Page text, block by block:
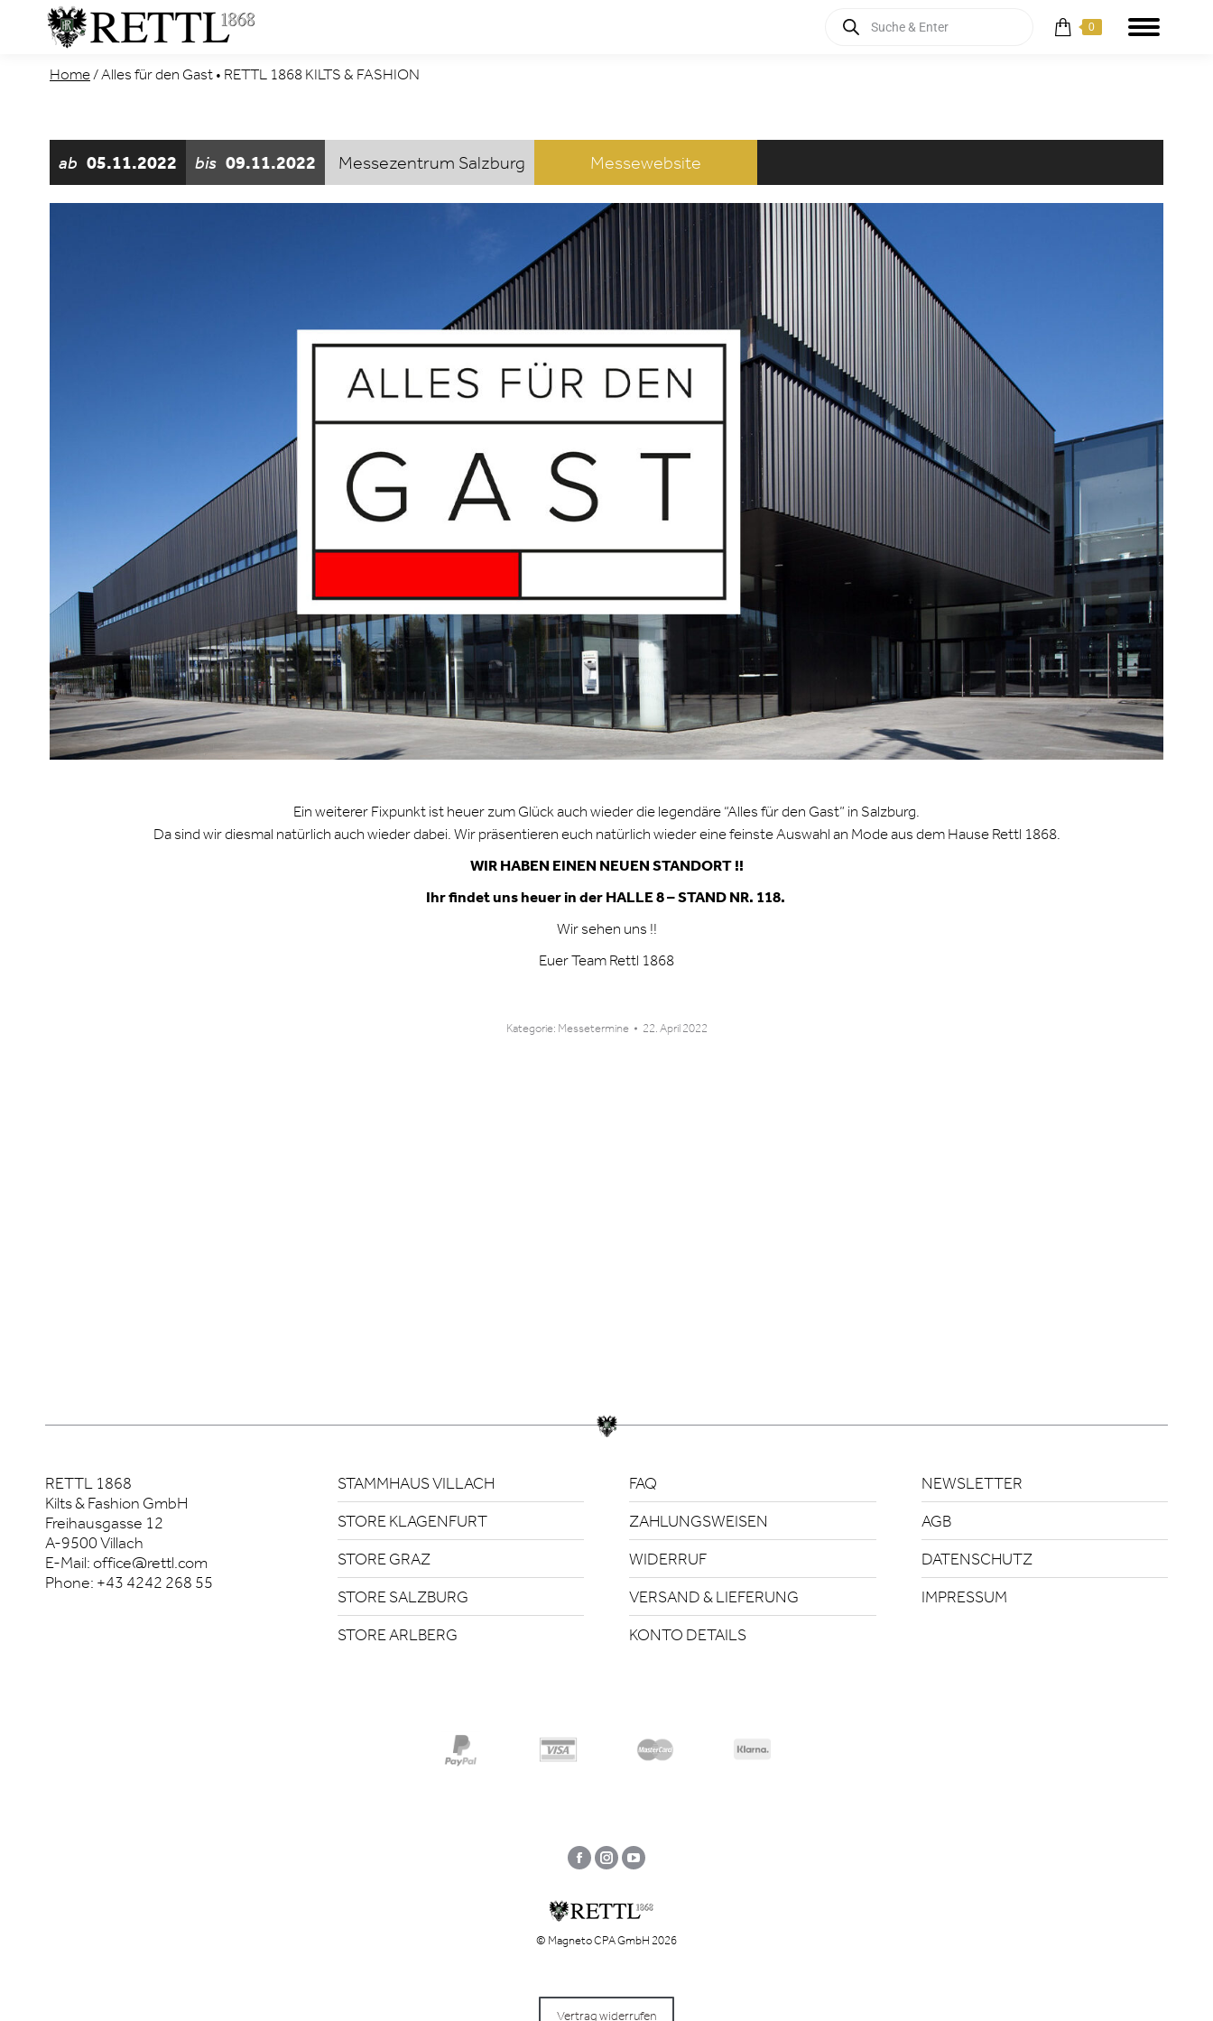
Products
search
0
Home/Alles für den Gast • RETTL 1868 KILTS & FASHION
ab 05.11.2022 bis 09.11.2022 Messezentrum Salzburg Messewebsite
Ein weiterer Fixpunkt ist heuer zum Glück auch wieder die legendäre “Alles für den Gast” in Salzburg.
Da sind wir diesmal natürlich auch wieder dabei. Wir präsentieren euch natürlich wieder eine feinste Auswahl an Mode aus dem Hause Rettl 1868.
WIR HABEN EINEN NEUEN STANDORT !!
Ihr findet uns heuer in der HALLE 8 – STAND NR. 118.
Wir sehen uns !!
Euer Team Rettl 1868
Kategorie: Messetermine 22. April 2022
RETTL 1868
Kilts & Fashion GmbH
Freihausgasse 12
A-9500 Villach
E-Mail:office@rettl.com
Phone: +43 4242 268 55
STAMMHAUS VILLACH
STORE KLAGENFURT
STORE GRAZ
STORE SALZBURG
STORE ARLBERG
FAQ
ZAHLUNGSWEISEN
WIDERRUF
VERSAND & LIEFERUNG
KONTO DETAILS
NEWSLETTER
AGB
DATENSCHUTZ
IMPRESSUM
Facebook
InstagramYouTube
© Magneto CPA GmbH 2026
Vertrag widerrufen